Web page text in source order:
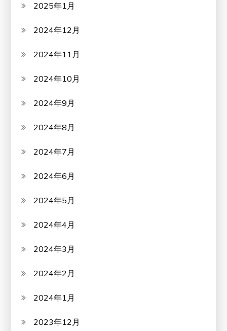
2025年1月
2024年12月
2024年11月
2024年10月
2024年9月
2024年8月
2024年7月
2024年6月
2024年5月
2024年4月
2024年3月
2024年2月
2024年1月
2023年12月